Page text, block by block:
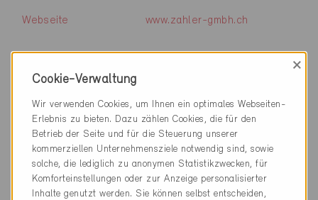
Webseite www.zahler-gmbh.ch
Firma
PLZ 3439
Ort Ranflüh
Kanton Bern
Webseite www.zaugg-architektur.ch
Cookie-Verwaltung
×
Wir verwenden Cookies, um Ihnen ein optimales Webseiten-
Erlebnis zu bieten. Dazu zählen Cookies, die für den
Betrieb der Seite und für die Steuerung unserer
kommerziellen Unternehmensziele notwendig sind, sowie
solche, die lediglich zu anonymen Statistikzwecken, für
Komforteinstellungen oder zur Anzeige personalisierter
Inhalte genutzt werden. Sie können selbst entscheiden,